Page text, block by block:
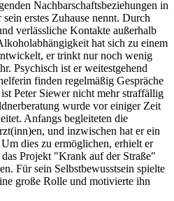
Nachbarschaftsbeziehungen in
erstes Zuhause nennt. Durch
verlässliche Kontakte außerhalb
hat sich zu einem
er trinkt nur noch wenig
Psychisch ist er weitestgehend
finden regelmäßig Gespräche
Peter Siewer nicht mehr straffällig
wurde vor einiger Zeit
Anfangs begleiteten die
und inzwischen hat er ein
dies zu ermöglichen, erhielt er
Projekt "Krank auf der Straße"
Für sein Selbstbewusstsein spielte
große Rolle und motivierte ihn